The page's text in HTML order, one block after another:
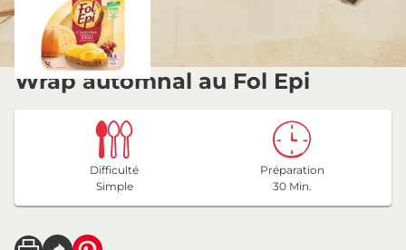
Wrap automnal au Fol Epi
Difficulté
Simple
Préparation
30 Min.